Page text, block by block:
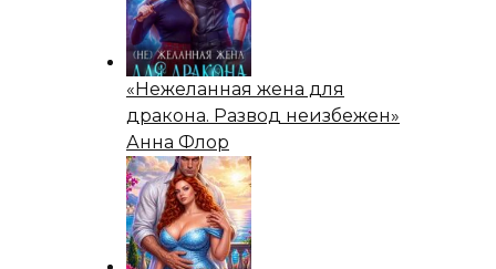
«Нежеланная жена для
дракона. Развод неизбежен»
Анна Флор